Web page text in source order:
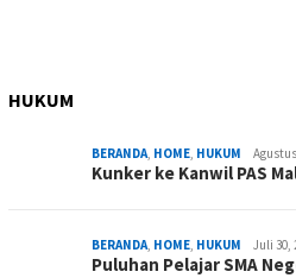
HUKUM
BERANDA, HOME, HUKUM
Kunker ke Kanwil PAS
BERANDA, HOME, HUKUM Juli 30,
Puluhan Pelajar SMA